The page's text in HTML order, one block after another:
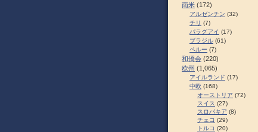
南米 (172)
アルゼンチン (32)
チリ (7)
パラグアイ (17)
ブラジル (61)
ペルー (7)
和僑会 (220)
欧州 (1,065)
アイルランド (17)
中欧 (168)
オーストリア (72)
スイス (27)
スロパキア (8)
チェコ (29)
トルコ (20)